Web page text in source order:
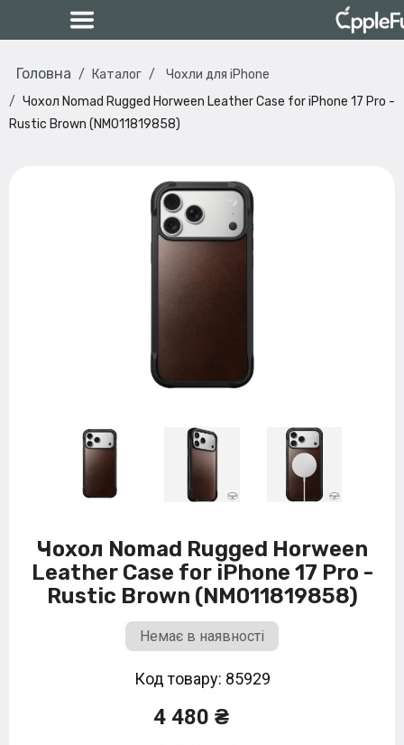
Головна Каталог
Чохли для iPhone
Чохол Nomad Rugged Horween Leather Case for iPhone 17 Pro -
Rustic Brown (NM011819858)
Чохол Nomad Rugged Horween
Leather Case for iPhone 17 Pro -
Rustic Brown (NM011819858)
Немає в наявності
Код товару: 85929
4 480 ₴